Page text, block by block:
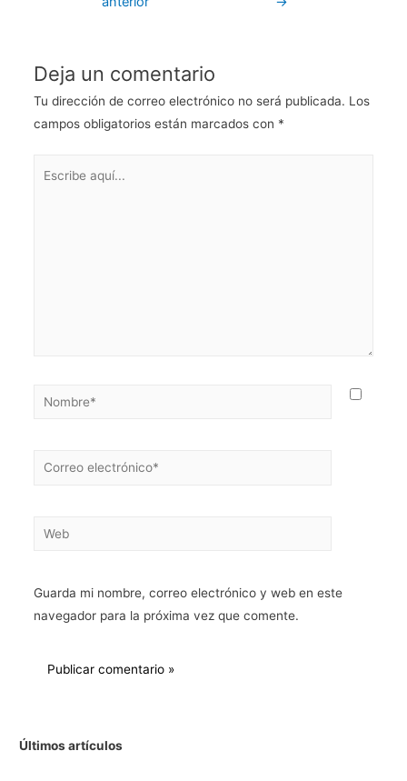
p
b
o
k
Deja un comentario
Tu dirección de correo electrónico no será publicada. Los
campos obligatorios están marcados con *
Guarda mi nombre, correo electrónico y web en este
navegador para la próxima vez que comente.
Últimos artículos